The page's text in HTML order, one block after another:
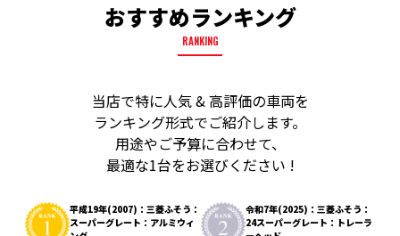
おすすめランキング
RANKING
当店で特に人気 & 高評価の車両を
ランキング形式でご紹介します。
用途やご予算に合わせて、
最適な1台をお選びください !
平成19年(2007)：三菱ふそう：
スーパーグレート：アルミウィ
令和7年(2025)：三菱ふそう：
24スーパーグレート：トレーラ